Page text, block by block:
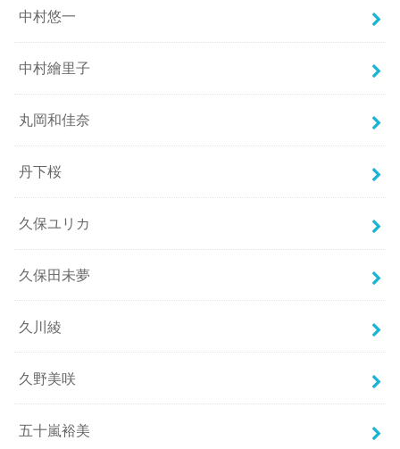
中村悠一
中村繪里子
丸岡和佳奈
丹下桜
久保ユリカ
久保田未夢
久川綾
久野美咲
五十嵐裕美